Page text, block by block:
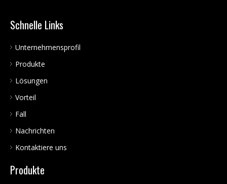
Schnelle Links
Unternehmensprofil
Produkte
Lösungen
Vorteil
Fall
Nachrichten
Kontaktiere uns
Produkte